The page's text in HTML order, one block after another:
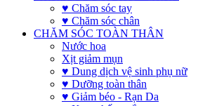
♥ Chăm sóc tay
♥ Chăm sóc chân
CHĂM SÓC TOÀN THÂN
Nước hoa
Xịt giảm mụn
♥ Dung dịch vệ sinh phụ nữ
♥ Dưỡng toàn thân
♥ Giảm béo - Rạn Da